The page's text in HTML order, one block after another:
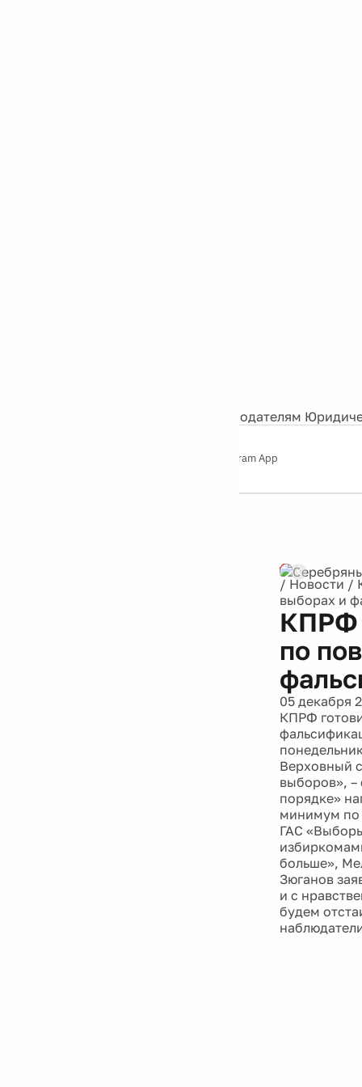
Рекламодателям
Telegram App
/ Новости /
выборах и
КПРФ
по
05 декабря
КПРФ
Верховный
выборов»,
порядке»
минимум по
ГАС
больше»,
Зюганов
и с
будем